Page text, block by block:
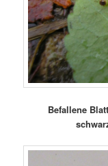
Befallene